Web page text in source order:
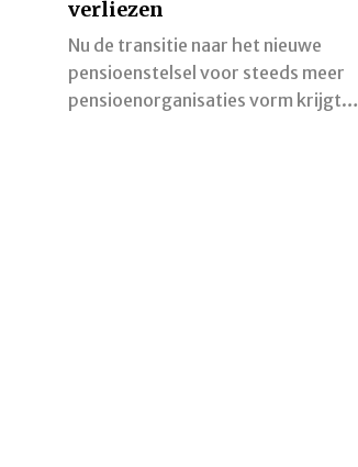
verliezen
Nu de transitie naar het nieuwe
pensioenstelsel voor steeds meer
pensioenorganisaties vorm krijgt…